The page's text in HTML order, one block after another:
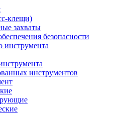
клещи)
захваты
безопасности
инструмента
инструментов